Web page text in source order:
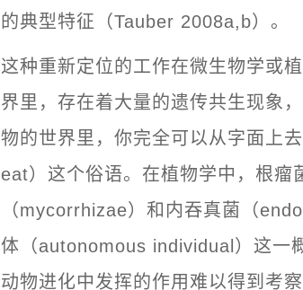
的典型特征（Tauber 2008a,b）。
这种重新定位的工作在微生物学或
界里，存在着大量的遗传共生现象
物的世界里，你完全可以从字面上
eat）这个俗语。在植物学中，根瘤
（mycorrhizae）和内吞真菌（
体（autonomous individual）这一
动物进化中发挥的作用难以得到考